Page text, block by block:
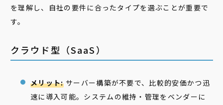
を理解し、自社の要件に合ったタイプを選ぶことが重要で
す。
クラウド型（SaaS）
メリット:サーバー構築が不要で、比較的安価かつ迅
速に導入可能。システムの維持・管理をベンダーに